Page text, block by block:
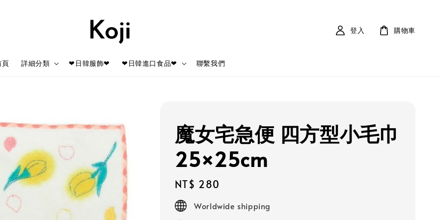
頁 詳細分類 ❤日韓服飾❤ ❤日韓進口食品❤ 聯繫我們
登入 購物車
魔女宅急便 四方型小毛巾
25×25cm
Regular
price
NT$ 280
Worldwide shipping